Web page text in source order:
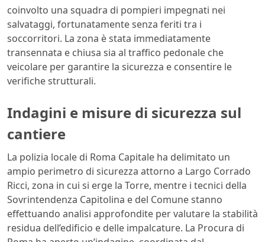
coinvolto una squadra di pompieri impegnati nei
salvataggi, fortunatamente senza feriti tra i
soccorritori. La zona è stata immediatamente
transennata e chiusa sia al traffico pedonale che
veicolare per garantire la sicurezza e consentire le
verifiche strutturali.
Indagini e misure di sicurezza sul
cantiere
La polizia locale di Roma Capitale ha delimitato un
ampio perimetro di sicurezza attorno a Largo Corrado
Ricci, zona in cui si erge la Torre, mentre i tecnici della
Sovrintendenza Capitolina e del Comune stanno
effettuando analisi approfondite per valutare la stabilità
residua dell’edificio e delle impalcature. La Procura di